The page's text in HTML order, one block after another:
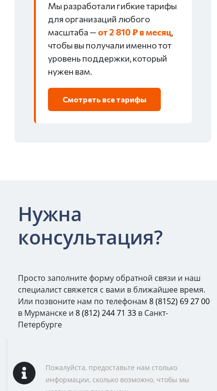
Мы разработали гибкие тарифы
для организаций любого
масштаба — от 2 810 ₽ в месяц,
чтобы вы получали именно тот
уровень поддержки, который
нужен вам.
Смотреть все тарифы
Нужна
консультация?
Просто заполните форму обратной связи и наш
специалист свяжется с вами в ближайшее время.
Или позвоните нам по телефонам 8 (8152) 69 27 00
в Мурманске и 8 (812) 244 71 33 в Санкт-
Петербурге
Пожалуйста, предоставьте нам столько
информации, сколько возможно, чтобы мы